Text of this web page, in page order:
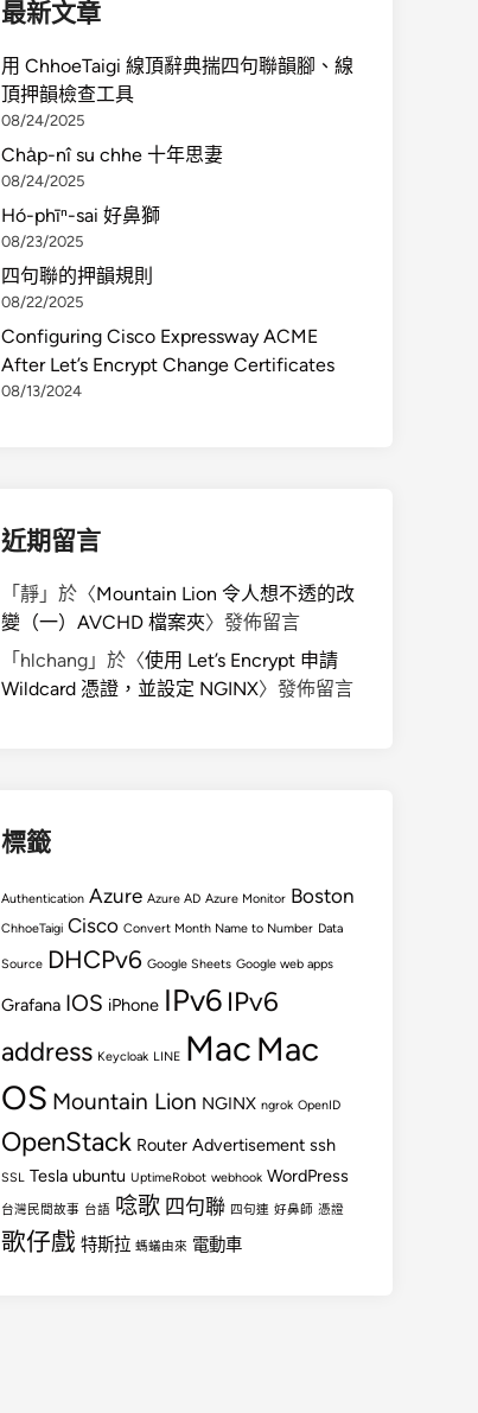
最新文章
用 ChhoeTaigi 線頂辭典揣四句聯韻腳、線
頂押韻檢查工具
08/24/2025
Cha̍p-nî su chhe 十年思妻
08/24/2025
Hó-phīⁿ-sai 好鼻獅
08/23/2025
四句聯的押韻規則
08/22/2025
Configuring Cisco Expressway ACME
After Let’s Encrypt Change Certificates
08/13/2024
近期留言
「 靜 」於〈Mountain Lion 令人想不透的改
變（一）AVCHD 檔案夾〉發佈留言
「 hlchang 」於〈使用 Let’s Encrypt 申請
Wildcard 憑證，並設定 NGINX〉發佈留言
標籤
Authentication Azure Azure AD Azure Monitor Boston
ChhoeTaigi Cisco Convert Month Name to Number Data
Source DHCPv6 Google Sheets Google web apps
Grafana IOS iPhone IPv6 IPv6
address Keycloak LINE Mac Mac
OS Mountain Lion NGINX ngrok OpenID
OpenStack Router Advertisement ssh
SSL Tesla ubuntu UptimeRobot webhook WordPress
台灣民間故事 台語 唸歌 四句聯 四句連 好鼻師 憑證
歌仔戲 特斯拉 螞蟻由來 電動車